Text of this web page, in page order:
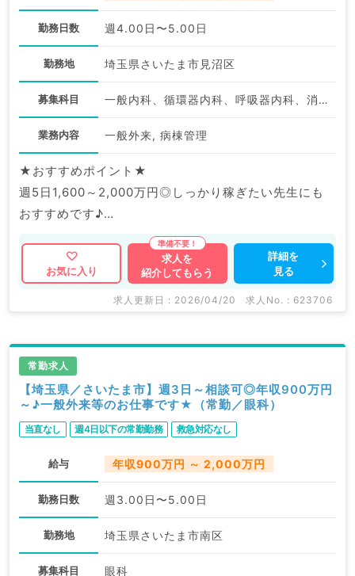
勤務日数 週4.00日〜5.00日
勤務地 埼玉県さいたま市見沼区
募集科目 一般内科、循環器内科、呼吸器内科、消化器内科、内分泌・代謝内科、腎臓内科
業務内容 一般外来, 病棟管理
★おすすめポイント★
週5日1,600～2,000万円◎しっかり稼ぎたい先生にも
おすすめです♪
人気エリアでのご勤務！マイカー通勤可で通勤も便利で
マイナビDOCTORでは病院やクリニックなどの医療機
掲載情報以外にも産業医等の企業系求人も多数扱ってい
ます。
求人内容の詳細等はお気軽にお問合せ下さい。
お気に入り
求人を
紹介してもらう
詳細を
見る
求人更新日 : 2026/04/20 求人No. : 623706
常勤求人
【埼玉県／さいたま市】週3日～相談可◎年収900万円
～♪一般外来等のお仕事です★（常勤／眼科）
当直なし 週4日以下の常勤勤務 救急対応なし
給与 年収900万円 ～ 2,000万円
勤務日数 週3.00日〜5.00日
勤務地 埼玉県さいたま市南区
募集科目 眼科